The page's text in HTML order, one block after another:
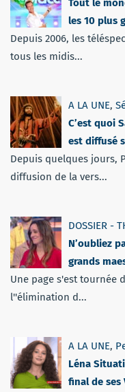
Tout le
les 10 plus
Depuis 2006, les
tous les midis...
A LA UNE,
C’est quoi
est diffusé
Depuis quelques jours,
diffusion de la vers...
DOSSIER -
N’oubliez
grands
Une page s'est tournée
l''élimination d...
A LA UNE,
Léna
final de ses